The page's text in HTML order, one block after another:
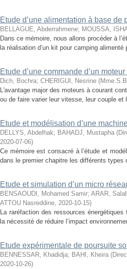
Etude d’une alimentation à base
BELLAGUE, Abderrahmene; MOUSSA,
Dans ce mémoire, nous allons procéder à
la réalisation d’un kit pour camping
Etude d’une commande d’un
Dich, Bochra; CHERIGUI, Nesrine (
L'avantage major des moteurs à courant
ou de faire varier leur vitesse, leur couple
Etude et modélisation d’une
DELLYS, Abdelhak; BAHADJ, Mustapha (
2020-07-06)
Ce mémoire est consacré à l’étude et
dans le premier chapitre les différents
Etude et simulation d’un micro
BENSAOUDI, Mohamed Samir; ARAR,
ATTOU Nasreddine, 2020-10-15)
La raréfaction des ressources
la nécessité de réduire l’impact
Etude expérimentale de poursuite
BENNESSAR, Khadidja; BAHI, Kheira (
2020-10-26)